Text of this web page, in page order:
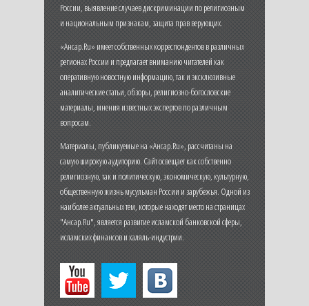
России, выявление случаев дискриминации по религиозным
и национальным признакам, защита прав верующих.
«Ансар.Ru» имеет собственных корреспондентов в различных
регионах России и предлагает вниманию читателей как
оперативную новостную информацию, так и эксклюзивные
аналитические статьи, обзоры, религиозно-богословские
материалы, мнения известных экспертов по различным
вопросам.
Материалы, публикуемые на «Ансар.Ru», рассчитаны на
самую широкую аудиторию. Сайт освещает как собственно
религиозную, так и политическую, экономическую, культурную,
общественную жизнь мусульман России и зарубежья. Одной из
наиболее актуальных тем, которые находят место на страницах
"Ансар.Ru", является развитие исламской банковской сферы,
исламских финансов и халяль-индустрии.